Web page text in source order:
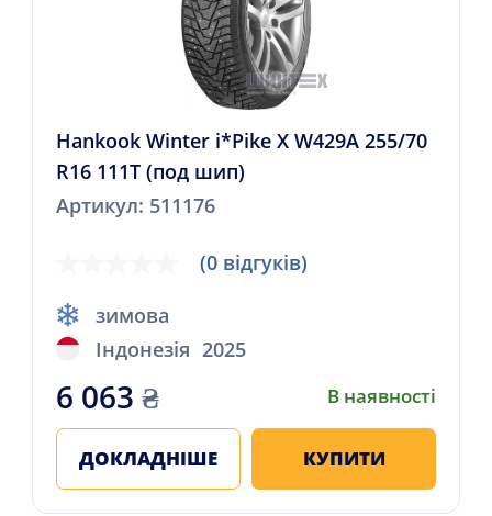
Hankook Winter i*Pike X W429A 255/70
R16 111T (под шип)
Артикул: 511176
(0 відгуків)
зимова
Індонезія 2025
6 063 ₴ В наявності
ДОКЛАДНІШЕ КУПИТИ